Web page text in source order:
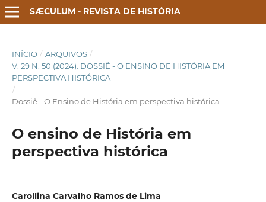
SÆCULUM - REVISTA DE HISTÓRIA
INÍCIO / ARQUIVOS /
V. 29 N. 50 (2024): DOSSIÊ - O ENSINO DE HISTÓRIA EM
PERSPECTIVA HISTÓRICA
/
Dossiê - O Ensino de História em perspectiva histórica
O ensino de História em
perspectiva histórica
Carollina Carvalho Ramos de Lima